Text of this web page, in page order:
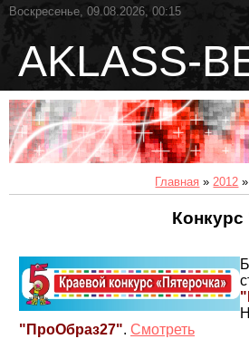
Воскресенье, 09.08.2026, 00:15
AKLASS-
Главная » 2012 »
Конкурс
"ПроОбраз27". Смотреть